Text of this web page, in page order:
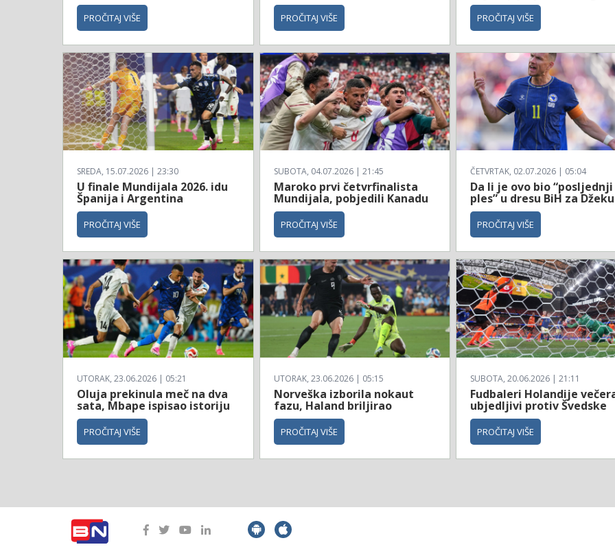
PROČITAJ VIŠE PROČITAJ VIŠE PROČITAJ VIŠE
SREDA, 15.07.2026 | 23:30
U finale Mundijala 2026. idu
Španija i Argentina
PROČITAJ VIŠE
SUBOTA, 04.07.2026 | 21:45
Maroko prvi četvrfinalista
Mundijala, pobjedili Kanadu
PROČITAJ VIŠE
ČETVRTAK, 02.07.2026 | 05:04
Da li je ovo bio “posljednji
ples” u dresu BiH za Džeku
PROČITAJ VIŠE
UTORAK, 23.06.2026 | 05:21
Oluja prekinula meč na dva
sata, Mbape ispisao istoriju
PROČITAJ VIŠE
UTORAK, 23.06.2026 | 05:15
Norveška izborila nokaut
fazu, Haland briljirao
PROČITAJ VIŠE
SUBOTA, 20.06.2026 | 21:11
Fudbaleri Holandije
ubjedljivi protiv Švedske
PROČITAJ VIŠE